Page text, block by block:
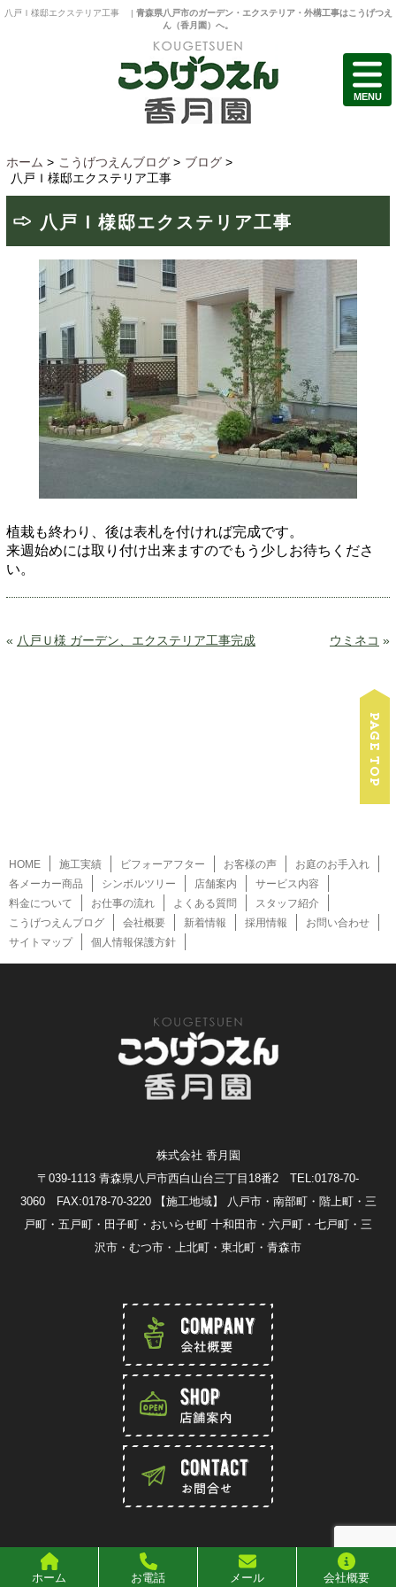
八戸Ｉ様邸エクステリア工事 | 青森県八戸市のガーデン・エクステリア・外構工事はこうげつえ
ん（香月園）へ。
ホーム > こうげつえんブログ > ブログ >
八戸Ｉ様邸エクステリア工事
八戸Ｉ様邸エクステリア工事
植栽も終わり、後は表札を付ければ完成です。
来週始めには取り付け出来ますのでもう少しお待ちくださ
い。
« 八戸Ｕ様 ガーデン、エクステリア工事完成 ウミネコ »
HOME 施工実績 ビフォーアフター お客様の声
お庭のお手入れ
各メーカー商品
シンボルツリー 店舗案内
サービス内容
料金について
お仕事の流れ よくある質問
スタッフ紹介
こうげつえんブログ
会社概要 新着情報 採用情報
お問い合わせ
サイトマップ
個人情報保護方針
株式会社 香月園
〒039-1113 青森県八戸市西白山台三丁目18番2 TEL:0178-70-
3060 FAX:0178-70-3220
【施工地域】 八戸市・南部町・階上町・三
戸町・五戸町・田子町・おいらせ町 十和田市・六戸町・七戸町・三
沢市・むつ市・上北町・東北町・青森市
Copylight 2016 香月園 All rights reserved
MENU
ホーム お電話 メール 会社概要